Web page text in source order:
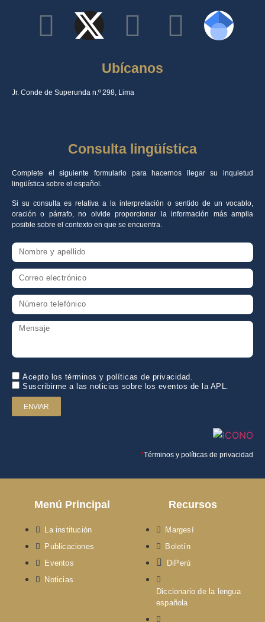
Ubícanos
Jr. Conde de Superunda n.º 298, Lima
Consulta lingüística
Complete el siguiente formulario para hacernos llegar su inquietud
lingüística sobre el español.
Si su consulta es relativa a la interpretación o sentido de un vocablo,
oración o párrafo, no olvide proporcionar la información más amplia
posible sobre el contexto en que se encuentra.
Acepto los términos y políticas de privacidad.
Suscribirme a las noticias sobre los eventos de la APL.
ENVIAR
*Términos y políticas de privacidad
Menú Principal
La institución
Publicaciones
Eventos
Noticias
Recursos
Margesí
Boletín
DiPerú
Diccionario de la lengua
española